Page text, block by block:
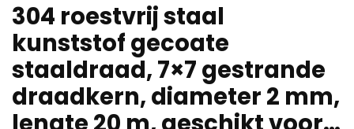
304 roestvrij staal
kunststof gecoate
staaldraad, 7×7 gestrande
draadkern, diameter 2 mm,